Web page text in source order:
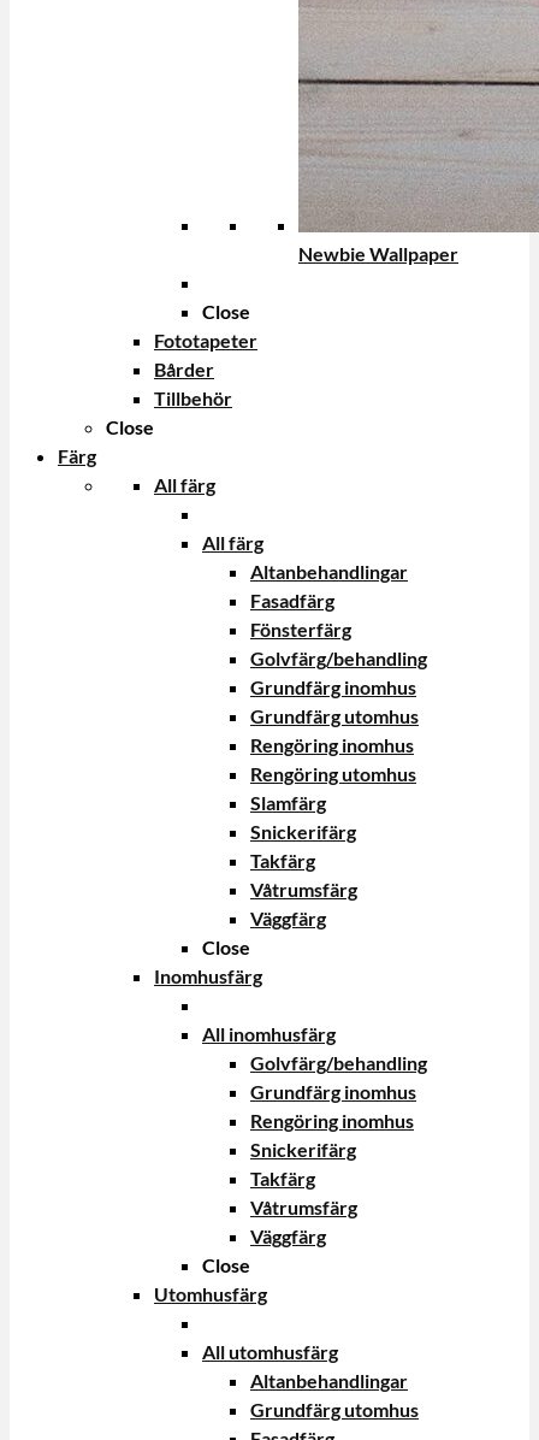
Newbie Wallpaper
Close
Fototapeter
Bårder
Tillbehör
Close
Färg
All färg
All färg
Altanbehandlingar
Fasadfärg
Fönsterfärg
Golvfärg/behandling
Grundfärg inomhus
Grundfärg utomhus
Rengöring inomhus
Rengöring utomhus
Slamfärg
Snickerifärg
Takfärg
Våtrumsfärg
Väggfärg
Close
Inomhusfärg
All inomhusfärg
Golvfärg/behandling
Grundfärg inomhus
Rengöring inomhus
Snickerifärg
Takfärg
Våtrumsfärg
Väggfärg
Close
Utomhusfärg
All utomhusfärg
Altanbehandlingar
Grundfärg utomhus